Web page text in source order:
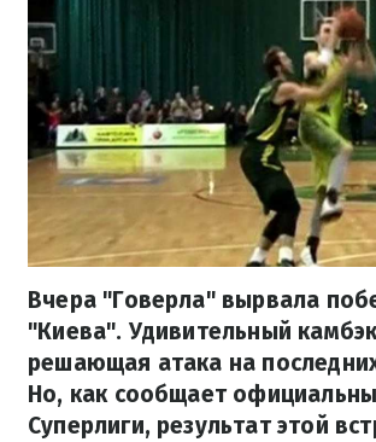
Вчера "Говерла" вырвала
"Киева". Удивительный
решающая атака на
Но, как сообщает
Суперлиги, результат этой